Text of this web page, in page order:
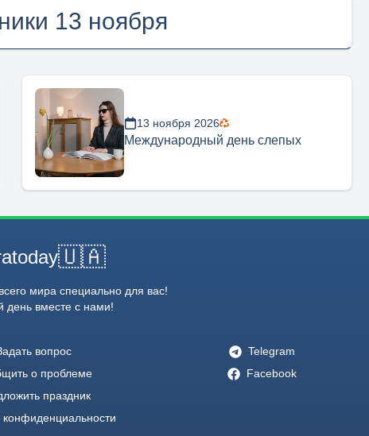
13 ноября
13 ноября 2026
Международный день слепых
🇺🇦
мира специально для вас!
день вместе с нами!
вопрос
о проблеме
праздник
конфиденциальности
Telegram
Facebook